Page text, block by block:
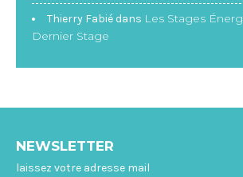
Thierry Fabié dans Les Stages
Dernier Stage
NEWSLETTER
laissez votre adresse mail